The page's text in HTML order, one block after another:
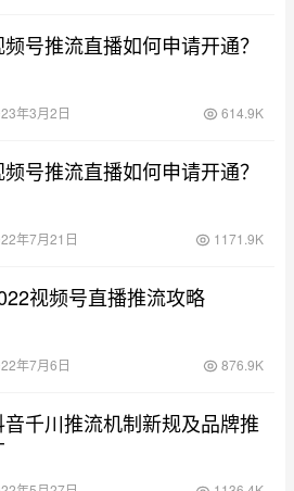
频号推流直播如何申请开通？
年3月2日 614.9K
频号推流直播如何申请开通？
年7月21日 1171.9K
视频号直播推流攻略
年7月6日 876.9K
音千川推流机制新规及品牌推